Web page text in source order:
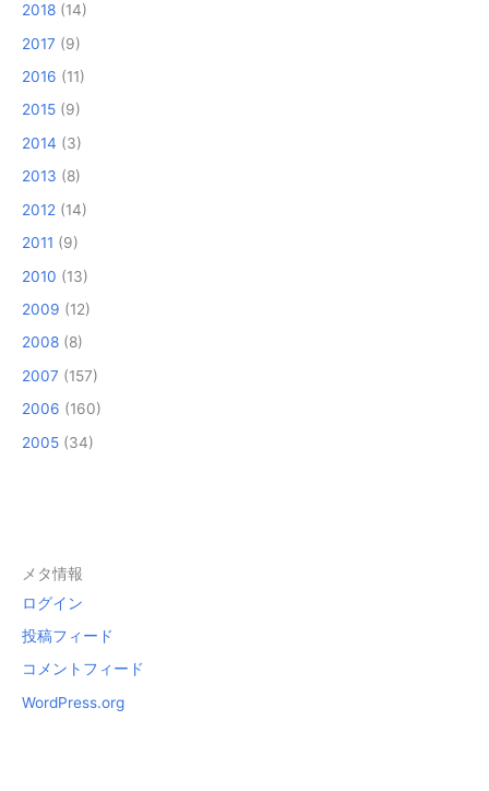
2018 (14)
2017 (9)
2016 (11)
2015 (9)
2014 (3)
2013 (8)
2012 (14)
2011 (9)
2010 (13)
2009 (12)
2008 (8)
2007 (157)
2006 (160)
2005 (34)
メタ情報
ログイン
投稿フィード
コメントフィード
WordPress.org